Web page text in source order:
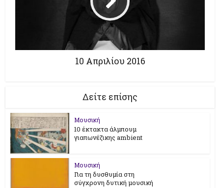
10 Απριλίου 2016
Δείτε επίσης
Μουσική
10 έκτακτα άλμπουμ
γιαπωνέζικης ambient
Μουσική
Για τη δυσθυμία στη
σύγχρονη δυτική μουσική